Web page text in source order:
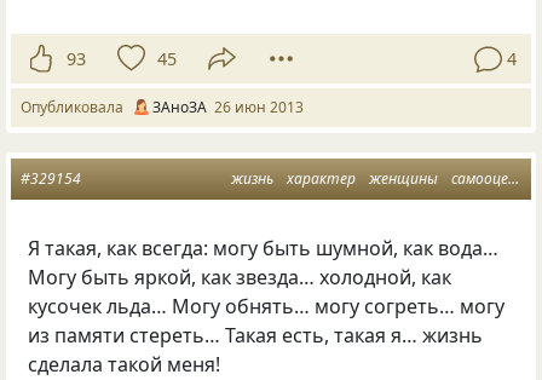
93 45 4
Опубликовала ЗАноЗА 26 июн 2013
жизнь характер женщины самооценка
#329154
Я такая, как всегда: могу быть шумной, как вода…
Могу быть яркой, как звезда… холодной, как
кусочек льда… Могу обнять… могу согреть… могу
из памяти стереть… Такая есть, такая я… жизнь
сделала такой меня!